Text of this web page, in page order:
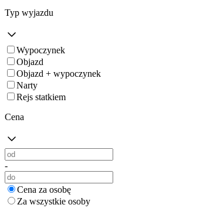
Typ wyjazdu
Wypoczynek
Objazd
Objazd + wypoczynek
Narty
Rejs statkiem
Cena
-
Cena za osobę
Za wszystkie osoby